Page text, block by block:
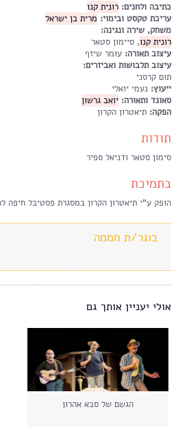
כתיבה ולחנים: רונית קנו
עריכת טקסט ובימוי: מרית בן ישראל
משחק, שירה ונגינה:
רונית קנו, סיימון סטאר
עיצוב תאורה: עומר שיזף
עיצוב תלבושות ואביזרים:
תום קרסני
ייעוץ: נעמי יואלי
סאונד ותאורה: יואב גרשון
הפקה: תיאטרון הקרון
תודות
סימון סטאר ודניאל ספיר
בתמיכת
הופק ע"י תיאטרון הקרון במסגרת פסטיבל חיפה
בוגר/ת חממה
אולי יעניין אותך גם
הגשם של סבא אהרון